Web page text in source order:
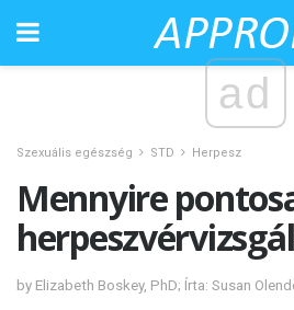
ad
Szexuális egészség STD Herpesz
Mennyire
by Elizabeth Boskey, PhD; Írta: Susan